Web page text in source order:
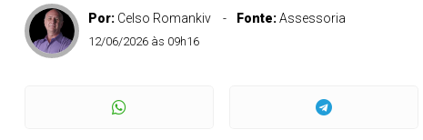
Por: Celso Romankiv Fonte:Assessoria
12/06/2026 às 09h16